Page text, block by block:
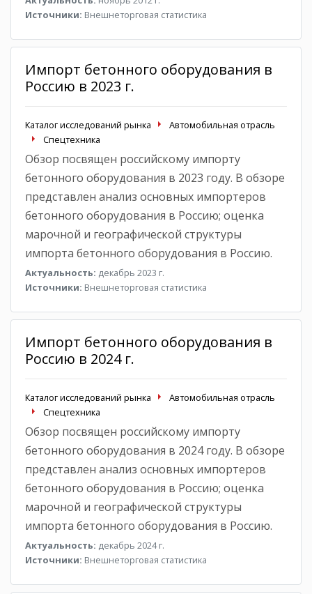
Источники: Внешнеторговая статистика
Импорт бетонного оборудования в
Россию в 2023 г.
Каталог исследований рынка
Автомобильная отрасль
Спецтехника
Обзор посвящен российскому импорту
бетонного оборудования в 2023 году. В обзоре
представлен анализ основных импортеров
бетонного оборудования в Россию; оценка
марочной и географической структуры
импорта бетонного оборудования в Россию.
Актуальность: декабрь 2023 г.
Источники: Внешнеторговая статистика
Импорт бетонного оборудования в
Россию в 2024 г.
Каталог исследований рынка
Автомобильная отрасль
Спецтехника
Обзор посвящен российскому импорту
бетонного оборудования в 2024 году. В обзоре
представлен анализ основных импортеров
бетонного оборудования в Россию; оценка
марочной и географической структуры
импорта бетонного оборудования в Россию.
Актуальность: декабрь 2024 г.
Источники: Внешнеторговая статистика